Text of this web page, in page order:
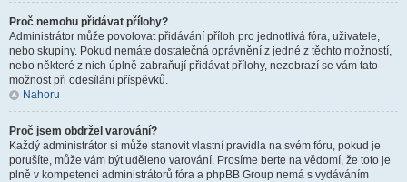
Proč nemohu přidávat přílohy?
Administrátor může povolovat přidávání příloh pro jednotlivá fóra, uživatele,
nebo skupiny. Pokud nemáte dostatečná oprávnění z jedné z těchto možností,
nebo některé z nich úplně zabraňují přidávat přílohy, nezobrazí se vám tato
možnost při odesílání příspěvků.
Nahoru
Proč jsem obdržel varování?
Každý administrátor si může stanovit vlastní pravidla na svém fóru, pokud je
porušíte, může vám být uděleno varování. Prosíme berte na vědomí, že toto je
plně v kompetenci administrátorů fóra a phpBB Group nemá s vydáváním